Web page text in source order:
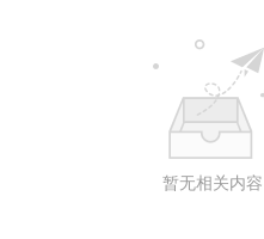
暂无相关内容